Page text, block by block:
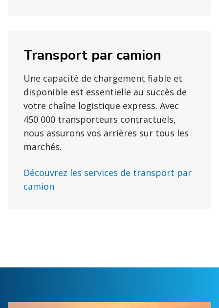
Transport par camion
Une capacité de chargement fiable et
disponible est essentielle au succès de
votre chaîne logistique express. Avec
450 000 transporteurs contractuels,
nous assurons vos arrières sur tous les
marchés.
Découvrez les services de transport par
camion